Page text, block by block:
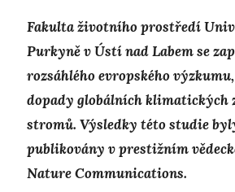
Fakulta životního prostředí
Purkyně v Ústí nad Labem se
rozsáhlého evropského
dopady globálních klimatických
stromů. Výsledky této studie
publikovány v prestižním
Nature Communications.